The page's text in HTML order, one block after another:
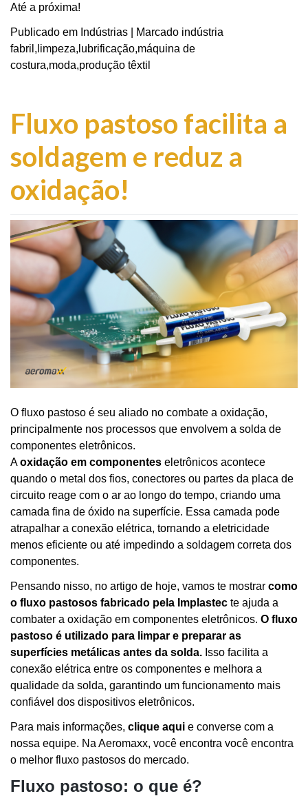
Até a próxima!
Publicado em Indústrias Marcado indústria
fabril , limpeza, lubrificação,máquina de
costura,moda,produção têxtil
Fluxo pastoso facilita a
soldagem e reduz a
oxidação!
O fluxo pastoso é seu aliado no combate a oxidação,
principalmente nos processos que envolvem a solda de
componentes eletrônicos.
Aoxidação em componentes eletrônicos acontece
quando o metal dos fios, conectores ou partes da placa de
circuito reage com o ar ao longo do tempo, criando uma
camada fina de óxido na superfície. Essa camada pode
atrapalhar a conexão elétrica, tornando a eletricidade
menos eficiente ou até impedindo a soldagem correta dos
componentes.
Pensando nisso, no artigo de hoje, vamos te mostrar como
o fluxo pastosos fabricado pela Implastec te ajuda a
combater a oxidação em componentes eletrônicos. O fluxo
pastoso é utilizado para limpar e preparar as
superfícies metálicas antes da solda. Isso facilita a
conexão elétrica entre os componentes e melhora a
qualidade da solda, garantindo um funcionamento mais
confiável dos dispositivos eletrônicos.
Para mais informações, clique aqui e converse com a
nossa equipe. Na Aeromaxx, você encontra você encontra
o melhor fluxo pastosos do mercado.
Fluxo pastoso: o que é?